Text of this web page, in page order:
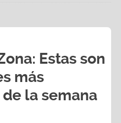
Estas son
más
la semana